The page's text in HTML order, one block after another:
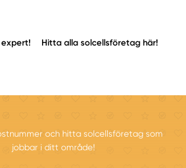
expert! Hitta alla solcellsföretag här!
och hitta solcellsföretag som
jobbar i ditt område!